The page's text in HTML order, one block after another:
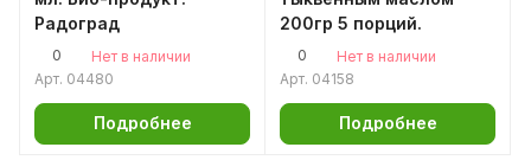
Радоград
0
Нет в наличии
Арт. 04480
Подробнее
200гр 5 порций.
0
Нет в наличии
Арт. 04158
Подробнее